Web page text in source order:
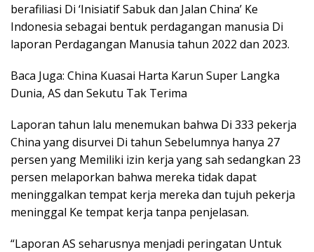
berafiliasi Di ‘Inisiatif Sabuk dan Jalan China’ Ke
Indonesia sebagai bentuk perdagangan manusia Di
laporan Perdagangan Manusia tahun 2022 dan 2023.
Baca Juga: China Kuasai Harta Karun Super Langka
Dunia, AS dan Sekutu Tak Terima
Laporan tahun lalu menemukan bahwa Di 333 pekerja
China yang disurvei Di tahun Sebelumnya hanya 27
persen yang Memiliki izin kerja yang sah sedangkan 23
persen melaporkan bahwa mereka tidak dapat
meninggalkan tempat kerja mereka dan tujuh pekerja
meninggal Ke tempat kerja tanpa penjelasan.
“Laporan AS seharusnya menjadi peringatan Untuk